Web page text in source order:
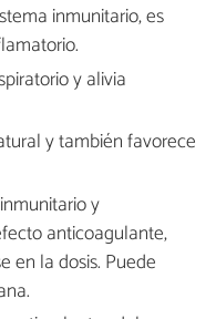
inmunitario, es
y alivia
y también favorece
y
anticoagulante,
en la dosis. Puede